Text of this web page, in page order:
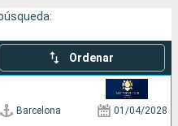
Ordenar
Barcelona 01/04/2028